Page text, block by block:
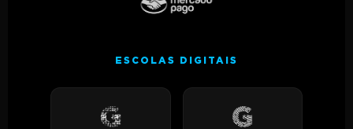
ESCOLAS DIGITAIS